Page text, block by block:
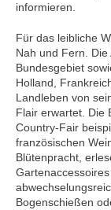
informieren.
Für das leibliche
Nah und Fern.
Bundesgebiet
Holland,
Landleben von
Flair erwartet. Die
Country-Fair
französischen
Blütenpracht,
Bogenschießen